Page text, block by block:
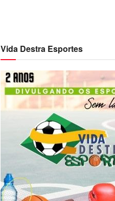
Vida Destra Esportes